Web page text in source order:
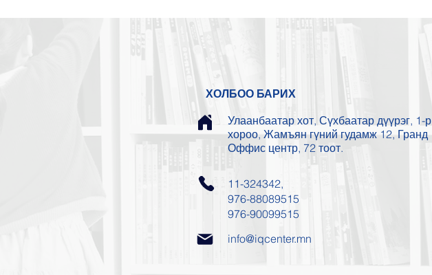
ХОЛБОО БАРИХ
11-324342,
976-88089515
976-90099515
info@iqcenter.mn
Улаанбаатар хот, Сүхбаатар дүүрэг, 1-р
хороо, Жамъян гүний гудамж 12, Гранд
Оффис центр, 72 тоот.